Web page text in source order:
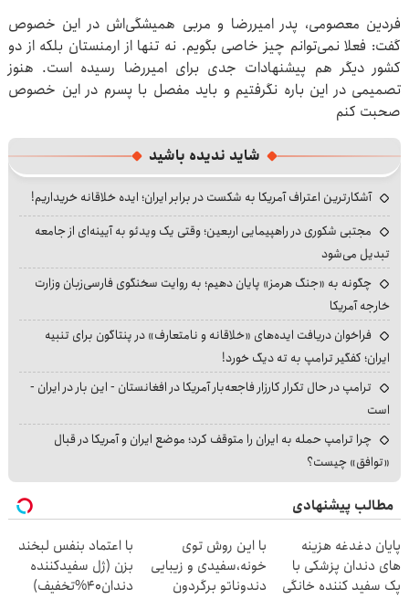
فردین معصومی، پدر امیررضا و مربی همیشگی‌اش در این خصوص
گفت: فعلا نمی‌توانم چیز خاصی بگویم. نه تنها از ارمنستان بلکه از دو
کشور دیگر هم پیشنهادات جدی برای امیررضا رسیده است. هنوز
تصمیمی در این باره نگرفتیم و باید مفصل با پسرم در این خصوص
صحبت کنم
شاید ندیده باشید
آشکارترین اعتراف آمریکا به شکست در برابر ایران؛ ایده خلاقانه خریداریم!
مجتبی شکوری در راهپیمایی اربعین؛ وقتی یک ویدئو به آیینه‌ای از جامعه
تبدیل می‌شود
چگونه به «جنگ هرمز» پایان دهیم؛ به روایت سخنگوی فارسی‌زبان وزارت
خارجه آمریکا
فراخوان دریافت ایده‌های «خلاقانه و نامتعارف» در پنتاگون برای تنبیه
ایران؛ کفگیر ترامپ به ته دیگ خورد!
ترامپ در حال تکرار کارزار فاجعه‌بار آمریکا در افغانستان - این بار در ایران -
است
چرا ترامپ حمله به ایران را متوقف کرد؛ موضع ایران و آمریکا در قبال
«توافق» چیست؟
مطالب پیشنهادی
پایان دغدغه هزینه
های دندان پزشکی با
پک سفید کننده خانگی
با این روش توی
خونه،سفیدی و زیبایی
دندوناتو برگردون
با اعتماد بنفس لبخند
بزن (ژل سفیدکننده
دندان40%تخفیف)